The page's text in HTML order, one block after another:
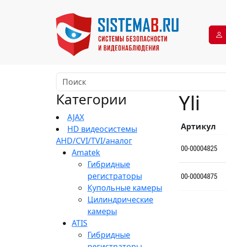
Категории
AJAX
HD видеосистемы
AHD/CVI/TVI/аналог
Amatek
Гибридные
регистраторы
Купольные камеры
Цилиндрические
камеры
ATIS
Гибридные
Yli
Артикул
00-00004825
00-00004875